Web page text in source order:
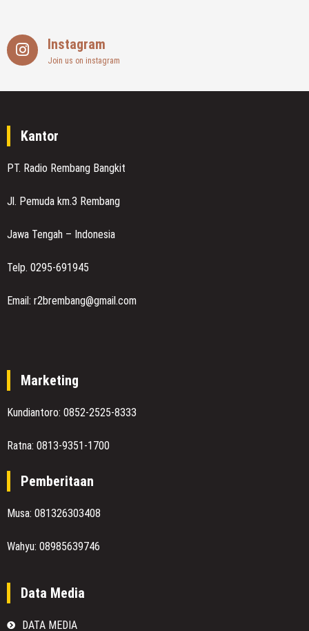
Instagram
Join us on instagram
Kantor
PT. Radio Rembang Bangkit
Jl. Pemuda km.3 Rembang
Jawa Tengah – Indonesia
Telp. 0295-691945
Email: r2brembang@gmail.com
Marketing
Kundiantoro: 0852-2525-8333
Ratna: 0813-9351-1700
Pemberitaan
Musa: 081326303408
Wahyu: 08985639746
Data Media
DATA MEDIA